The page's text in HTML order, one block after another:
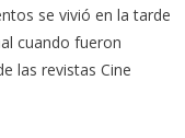
se vivió en la tarde
cuando fueron
las revistas Cine